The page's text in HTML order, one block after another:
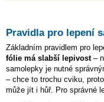
Pravidla pro lepení
Základním pravidlem pro
fólie má slabší lepivost–
samolepky je nutné
– chce to trochu cviku,
může jít i hůř. Pro správné